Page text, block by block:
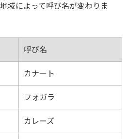
域によって呼び名が変わりま
呼び名
カナート
フォガラ
カレーズ